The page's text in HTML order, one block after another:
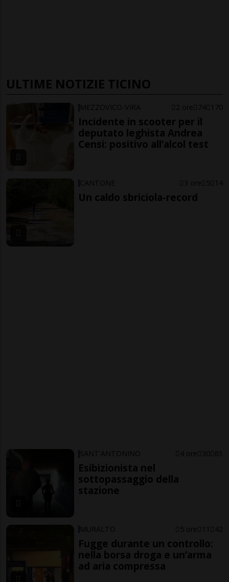
ULTIME NOTIZIE TICINO
MEZZOVICO-VIRA 2 ore 74 170
Incidente in scooter per il
deputato leghista Andrea
Censi: positivo all’alcol test
CANTONE 3 ore 5 14
Un caldo sbriciola-record
SANT'ANTONINO 4 ore 30 61
Esibizionista nel
sottopassaggio della
stazione
MURALTO 5 ore 11 42
Fugge durante un controllo:
nella borsa droga e un’arma
ad aria compressa